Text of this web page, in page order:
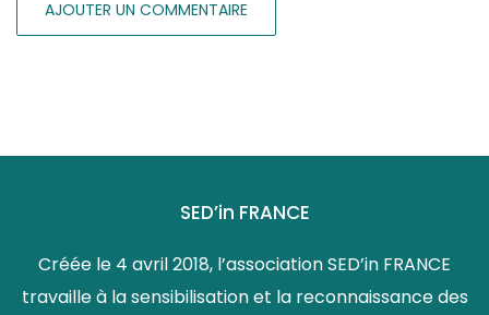
SED’in FRANCE
Créée le 4 avril 2018, l’association SED’in FRANCE
travaille à la sensibilisation et la reconnaissance des